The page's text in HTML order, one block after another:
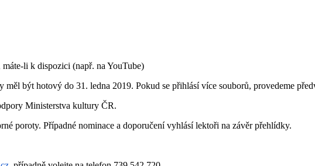
li k dispozici (např. na YouTube)
být hotový do 31. ledna 2019. Pokud se přihlásí více souborů, provedeme
Ministerstva kultury ČR.
poroty. Případné nominace a doporučení vyhlásí lektoři na závěr přehlídky.